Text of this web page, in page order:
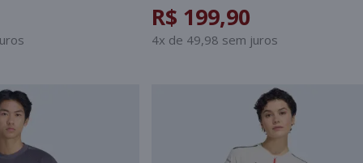
R$ 199,90
4x de 49,98 sem juros